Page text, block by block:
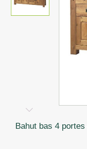
bahut bas 4 portes 4 tiroirs 193 x 50 x 88 cm chene